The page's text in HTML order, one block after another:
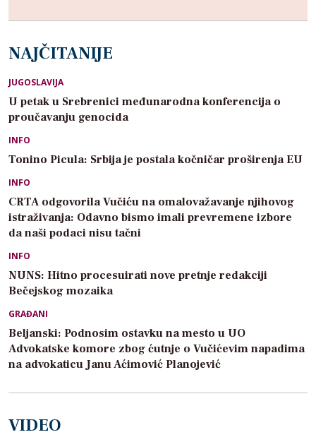
NAJČITANIJE
JUGOSLAVIJA
U petak u Srebrenici međunarodna konferencija o
proučavanju genocida
INFO
Tonino Picula: Srbija je postala kočničar proširenja EU
INFO
CRTA odgovorila Vučiću na omalovažavanje njihovog
istraživanja: Odavno bismo imali prevremene izbore
da naši podaci nisu tačni
INFO
NUNS: Hitno procesuirati nove pretnje redakciji
Bečejskog mozaika
GRAĐANI
Beljanski: Podnosim ostavku na mesto u UO
Advokatske komore zbog ćutnje o Vučićevim napadima
na advokaticu Janu Aćimović Planojević
VIDEO